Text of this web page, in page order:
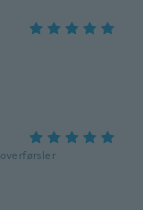
overførsler